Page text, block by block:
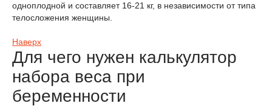
одноплодной и составляет 16-21 кг, в независимости от типа
телосложения женщины.
Наверх
Для чего нужен калькулятор
набора веса при
беременности